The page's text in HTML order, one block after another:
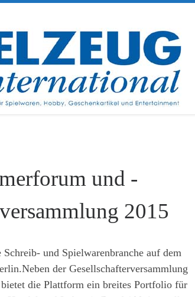
und -
2015
und Spielwarenbranche auf dem
der Gesellschafterversammlung
die Plattform ein breites Portfolio für